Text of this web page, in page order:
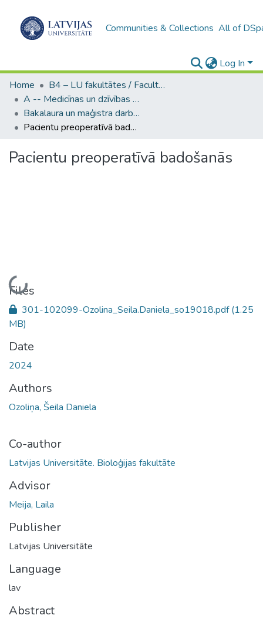
Communities & Collections All of
Log In
Home
B4 – LU fakultātes / Faculties of the UL
A -- Medicīnas un dzīvības zinātņu fakultāte / Faculty of Medicine and Life Sciences
Bakalaura un maģistra darbi (MDZF) / Bachelor's and Master's theses
Pacientu preoperatīvā badošanās
Pacientu preoperatīvā badošanās
Loading...
Files
301-102099-Ozolina_Seila.Daniela_so19018.pdf(1.25
MB)
Date
2024
Authors
Ozoliņa, Šeila Daniela
Co-author
Latvijas Universitāte. Bioloģijas fakultāte
Advisor
Meija, Laila
Publisher
Latvijas Universitāte
Language
lav
Abstract